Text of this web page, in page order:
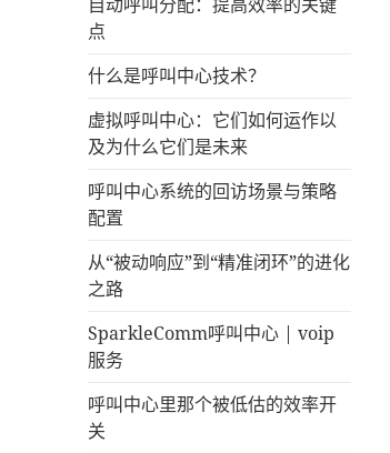
点
什么是呼叫中心技术？
虚拟呼叫中心：它们如何运作以
及为什么它们是未来
呼叫中心系统的回访场景与策略
配置
从“被动响应”到“精准闭环”的进化
之路
SparkleComm呼叫中心 | voip
服务
呼叫中心里那个被低估的效率开
关